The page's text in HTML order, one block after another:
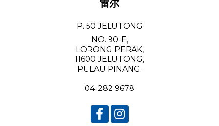
雷尔
P. 50 JELUTONG
NO. 90-E,
LORONG PERAK,
11600 JELUTONG,
PULAU PINANG.
04-282 9678